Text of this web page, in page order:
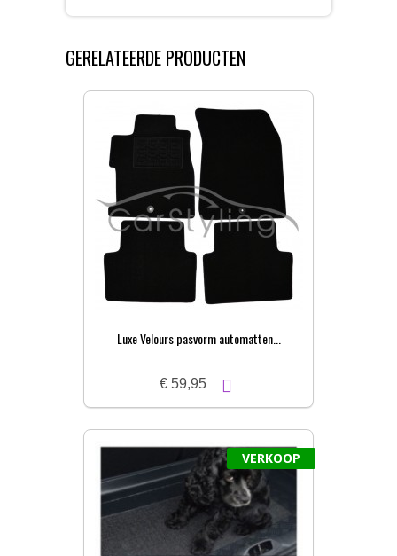
GERELATEERDE PRODUCTEN
Luxe Velours pasvorm automatten...
€ 59,95
VERKOOP